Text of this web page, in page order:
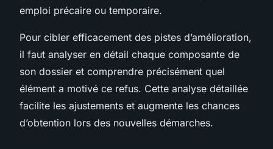
emploi précaire ou temporaire.
Pour cibler efficacement des pistes d’amélioration,
il faut analyser en détail chaque composante de
son dossier et comprendre précisément quel
élément a motivé ce refus. Cette analyse détaillée
facilite les ajustements et augmente les chances
d’obtention lors des nouvelles démarches.